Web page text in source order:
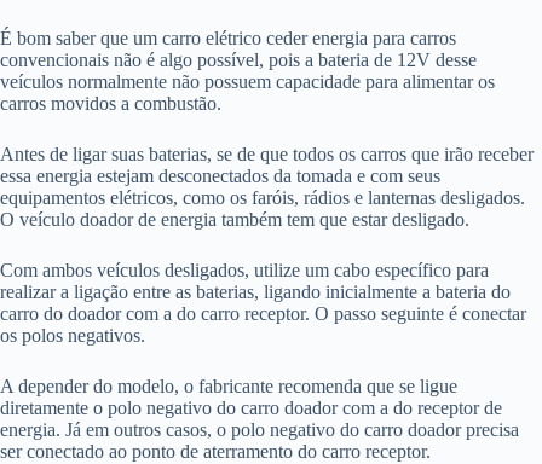
É bom saber que um carro elétrico ceder energia para carros
convencionais não é algo possível, pois a bateria de 12V desse
veículos normalmente não possuem capacidade para alimentar os
carros movidos a combustão.
Antes de ligar suas baterias, se de que todos os carros que irão receber
essa energia estejam desconectados da tomada e com seus
equipamentos elétricos, como os faróis, rádios e lanternas desligados.
O veículo doador de energia também tem que estar desligado.
Com ambos veículos desligados, utilize um cabo específico para
realizar a ligação entre as baterias, ligando inicialmente a bateria do
carro do doador com a do carro receptor. O passo seguinte é conectar
os polos negativos.
A depender do modelo, o fabricante recomenda que se ligue
diretamente o polo negativo do carro doador com a do receptor de
energia. Já em outros casos, o polo negativo do carro doador precisa
ser conectado ao ponto de aterramento do carro receptor.